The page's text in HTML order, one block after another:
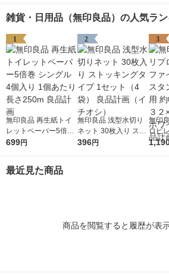
雑貨・日用品（無印良品）の人気ラ
1
無印良品 再生紙トイ
レットペーパー5倍巻
シングル 4個入り 1個
699円
2
無印良品 浅型水切り
ネット 30枚入り スト
ッキングタイプ 1セッ
396円
3
無印
ロピ
ボッ
最近見た商品
商品を閲覧すると履歴が表